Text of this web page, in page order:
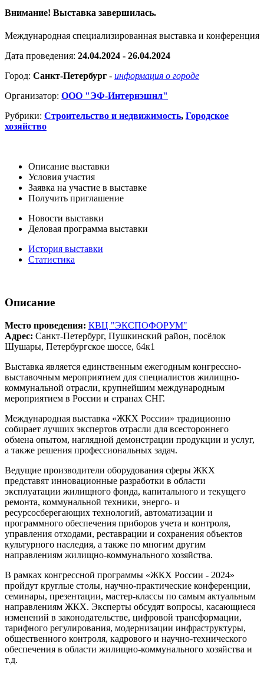
Внимание! Выставка завершилась.
Международная специализированная выставка и конференция
Дата проведения: 24.04.2024 - 26.04.2024
Город: Санкт-Петербург - информация о городе
Организатор: ООО "ЭФ-Интернэшнл"
Рубрики: Строительство и недвижимость, Городское
хозяйство
Описание выставки
Условия участия
Заявка на участие в выставке
Получить приглашение
Новости выставки
Деловая программа выставки
История выставки
Статистика
Описание
Место проведения: КВЦ "ЭКСПОФОРУМ"
Адрес: Санкт-Петербург, Пушкинский район, посёлок
Шушары, Петербургское шоссе, 64к1
Выставка является единственным ежегодным конгрессно-
выставочным мероприятием для специалистов жилищно-
коммунальной отрасли, крупнейшим международным
мероприятием в России и странах СНГ.
Международная выставка «ЖКХ России» традиционно
собирает лучших экспертов отрасли для всестороннего
обмена опытом, наглядной демонстрации продукции и услуг,
а также решения профессиональных задач.
Ведущие производители оборудования сферы ЖКХ
представят инновационные разработки в области
эксплуатации жилищного фонда, капитального и текущего
ремонта, коммунальной техники, энерго- и
ресурсосберегающих технологий, автоматизации и
программного обеспечения приборов учета и контроля,
управления отходами, реставрации и сохранения объектов
культурного наследия, а также по многим другим
направлениям жилищно-коммунального хозяйства.
В рамках конгрессной программы «ЖКХ России - 2024»
пройдут круглые столы, научно-практические конференции,
семинары, презентации, мастер-классы по самым актуальным
направлениям ЖКХ. Эксперты обсудят вопросы, касающиеся
изменений в законодательстве, цифровой трансформации,
тарифного регулирования, модернизации инфраструктуры,
общественного контроля, кадрового и научно-технического
обеспечения в области жилищно-коммунального хозяйства и
т.д.